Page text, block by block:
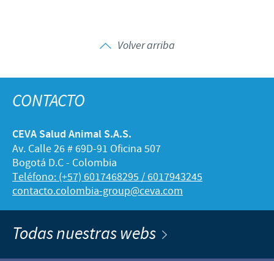
Volver arriba
CONTACTO
CEVA Salud Animal S.A.S.
Av. Calle 26 # 69D-91 Oficina 507
Bogotá D.C - Colombia
Teléfono: (+57) 6017468295 / 6017943245
contacto.colombia-group@ceva.com
Todas nuestras webs